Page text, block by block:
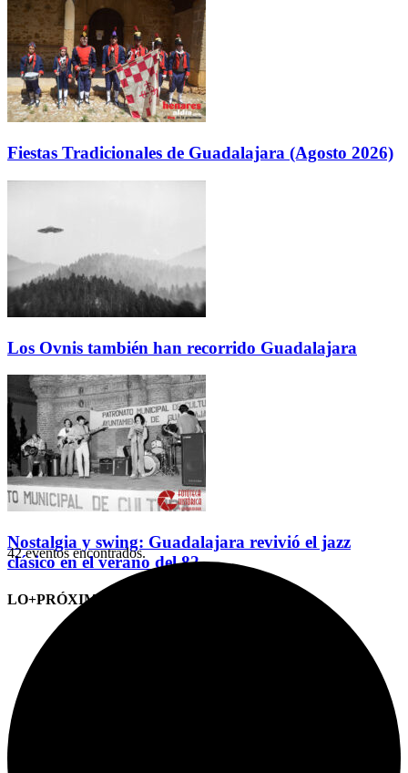
Fiestas Tradicionales de Guadalajara (Agosto 2026)
Los Ovnis también han recorrido Guadalajara
Nostalgia y swing: Guadalajara revivió el jazz
clásico en el verano del 82
LO+PRÓXIMO (CITAS)
42 eventos encontrados.